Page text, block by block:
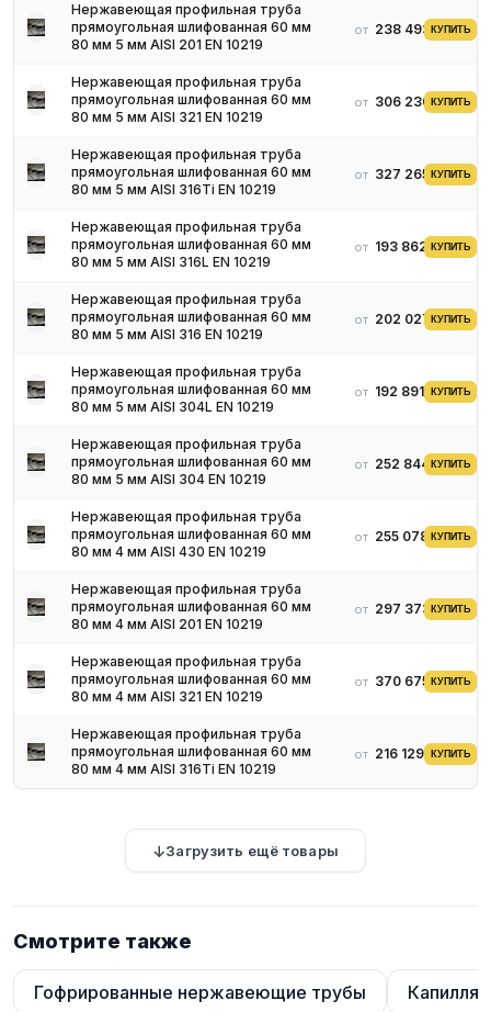
Нержавеющая профильная труба
прямоугольная шлифованная 60 мм
80 мм 5 мм AISI 201 EN 10219
от 238 493 ₽КУПИТЬ
Нержавеющая профильная труба
прямоугольная шлифованная 60 мм
80 мм 5 мм AISI 321 EN 10219
от 306 230 ₽КУПИТЬ
Нержавеющая профильная труба
прямоугольная шлифованная 60 мм
80 мм 5 мм AISI 316Ti EN 10219
от 327 265 ₽КУПИТЬ
Нержавеющая профильная труба
прямоугольная шлифованная 60 мм
80 мм 5 мм AISI 316L EN 10219
от 193 862 ₽КУПИТЬ
Нержавеющая профильная труба
прямоугольная шлифованная 60 мм
80 мм 5 мм AISI 316 EN 10219
от 202 027 ₽КУПИТЬ
Нержавеющая профильная труба
прямоугольная шлифованная 60 мм
80 мм 5 мм AISI 304L EN 10219
от 192 891 ₽КУПИТЬ
Нержавеющая профильная труба
прямоугольная шлифованная 60 мм
80 мм 5 мм AISI 304 EN 10219
от 252 844 ₽КУПИТЬ
Нержавеющая профильная труба
прямоугольная шлифованная 60 мм
80 мм 4 мм AISI 430 EN 10219
от 255 078 ₽КУПИТЬ
Нержавеющая профильная труба
прямоугольная шлифованная 60 мм
80 мм 4 мм AISI 201 EN 10219
от 297 373 ₽КУПИТЬ
Нержавеющая профильная труба
прямоугольная шлифованная 60 мм
80 мм 4 мм AISI 321 EN 10219
от 370 675 ₽КУПИТЬ
Нержавеющая профильная труба
прямоугольная шлифованная 60 мм
80 мм 4 мм AISI 316Ti EN 10219
от 216 129 ₽КУПИТЬ
Загрузить ещё товары
Смотрите также
Гофрированные нержавеющие трубы